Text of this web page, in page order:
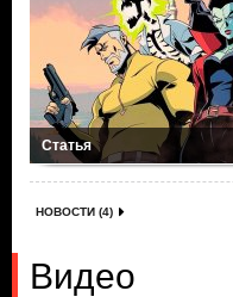
Статья
НОВОСТИ (4)
Видео